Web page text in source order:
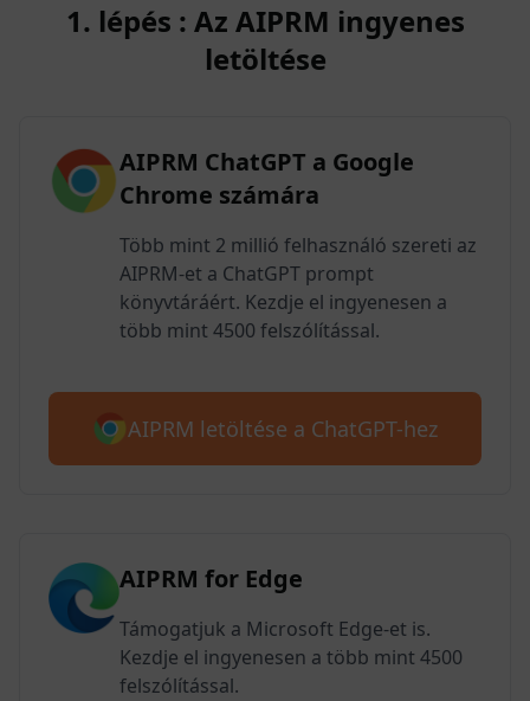
1. lépés : Az AIPRM ingyenes
letöltése
AIPRM ChatGPT a Google
Chrome számára
Több mint 2 millió felhasználó szereti az
AIPRM-et a ChatGPT prompt
könyvtáráért. Kezdje el ingyenesen a
több mint 4500 felszólítással.
AIPRM letöltése a ChatGPT-hez
AIPRM for Edge
Támogatjuk a Microsoft Edge-et is.
Kezdje el ingyenesen a több mint 4500
felszólítással.